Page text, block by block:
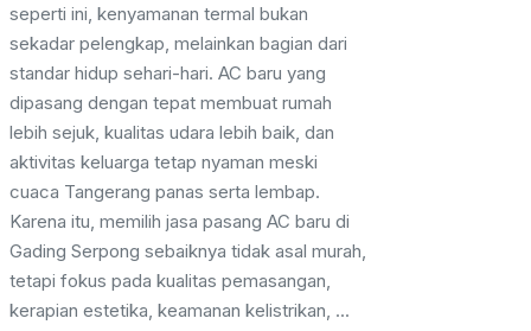
seperti ini, kenyamanan termal bukan
sekadar pelengkap, melainkan bagian dari
standar hidup sehari-hari. AC baru yang
dipasang dengan tepat membuat rumah
lebih sejuk, kualitas udara lebih baik, dan
aktivitas keluarga tetap nyaman meski
cuaca Tangerang panas serta lembap.
Karena itu, memilih jasa pasang AC baru di
Gading Serpong sebaiknya tidak asal murah,
tetapi fokus pada kualitas pemasangan,
kerapian estetika, keamanan kelistrikan, ...